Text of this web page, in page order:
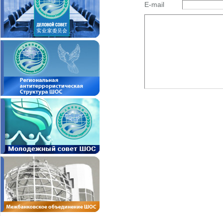
E-mail